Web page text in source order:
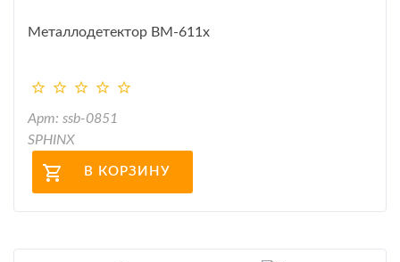
Металлодетектор ВМ-611х
Арт: ssb-0851
SPHINX
В КОРЗИНУ